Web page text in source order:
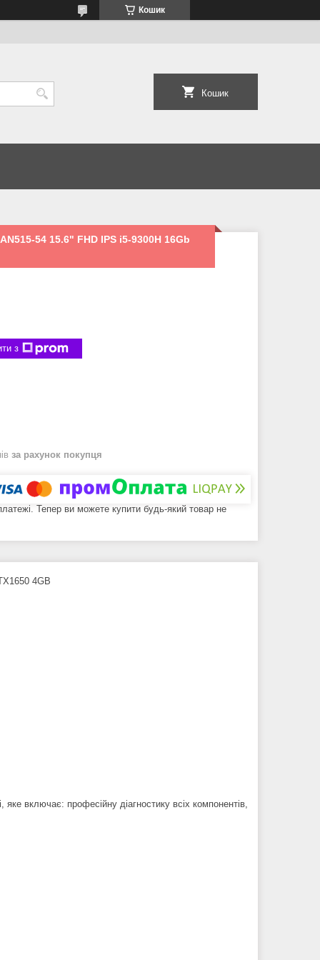
Кошик
Кошик
54 15.6" FHD IPS i5-9300H 16Gb
з
за рахунок покупця
Тепер ви можете купити будь-який товар не
4GB
включає: професійну діагностику всіх компонентів,